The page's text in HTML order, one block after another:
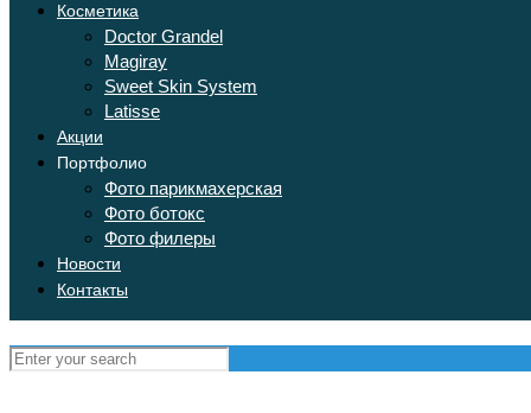
Косметика
Doctor Grandel
Magiray
Sweet Skin System
Latisse
Акции
Портфолио
Фото парикмахерская
Фото ботокс
Фото филеры
Новости
Контакты